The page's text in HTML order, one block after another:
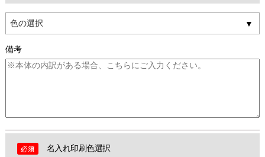
色の選択
備考
名入れ印刷色選択